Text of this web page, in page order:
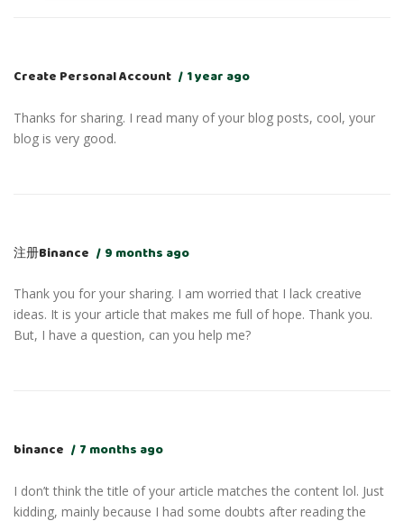
Create Personal Account 1 year ago
Thanks for sharing. I read many of your blog posts, cool, your
blog is very good.
注册Binance 9 months ago
Thank you for your sharing. I am worried that I lack creative
ideas. It is your article that makes me full of hope. Thank you.
But, I have a question, can you help me?
binance 7 months ago
I don’t think the title of your article matches the content lol. Just
kidding, mainly because I had some doubts after reading the